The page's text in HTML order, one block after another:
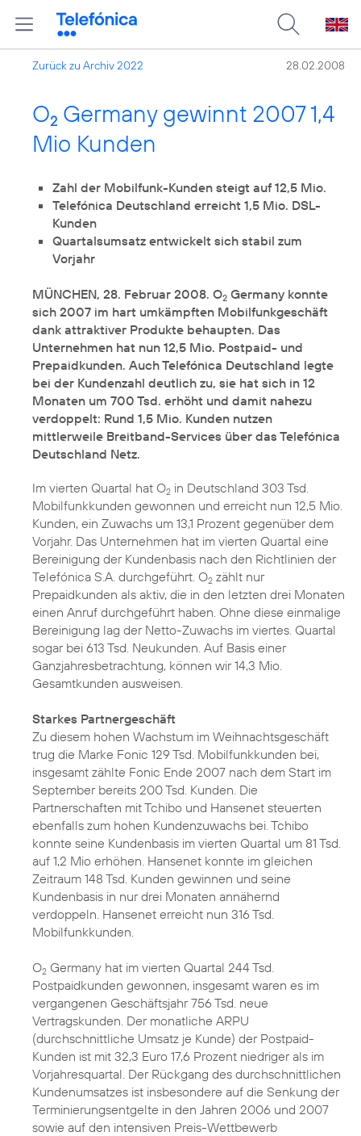
Zurück zu Archiv 2022 28.02.2008
O2 Germany gewinnt 2007 1,4
Mio Kunden
Zahl der Mobilfunk-Kunden steigt auf 12,5 Mio.
Telefónica Deutschland erreicht 1,5 Mio. DSL-
Kunden
Quartalsumsatz entwickelt sich stabil zum
Vorjahr
MÜNCHEN, 28. Februar 2008. O2 Germany konnte
sich 2007 im hart umkämpften Mobilfunkgeschäft
dank attraktiver Produkte behaupten. Das
Unternehmen hat nun 12,5 Mio. Postpaid- und
Prepaidkunden. Auch Telefónica Deutschland legte
bei der Kundenzahl deutlich zu, sie hat sich in 12
Monaten um 700 Tsd. erhöht und damit nahezu
verdoppelt: Rund 1,5 Mio. Kunden nutzen
mittlerweile Breitband-Services über das Telefónica
Deutschland Netz.
Im vierten Quartal hat O2 in Deutschland 303 Tsd.
Mobilfunkkunden gewonnen und erreicht nun 12,5 Mio.
Kunden, ein Zuwachs um 13,1 Prozent gegenüber dem
Vorjahr. Das Unternehmen hat im vierten Quartal eine
Bereinigung der Kundenbasis nach den Richtlinien der
Telefónica S.A. durchgeführt. O2 zählt nur
Prepaidkunden als aktiv, die in den letzten drei Monaten
einen Anruf durchgeführt haben. Ohne diese einmalige
Bereinigung lag der Netto-Zuwachs im viertes. Quartal
sogar bei 613 Tsd. Neukunden. Auf Basis einer
Ganzjahresbetrachtung, können wir 14,3 Mio.
Gesamtkunden ausweisen.
Starkes Partnergeschäft
Zu diesem hohen Wachstum im Weihnachtsgeschäft
trug die Marke Fonic 129 Tsd. Mobilfunkkunden bei,
insgesamt zählte Fonic Ende 2007 nach dem Start im
September bereits 200 Tsd. Kunden. Die
Partnerschaften mit Tchibo und Hansenet steuerten
ebenfalls zum hohen Kundenzuwachs bei. Tchibo
konnte seine Kundenbasis im vierten Quartal um 81 Tsd.
auf 1,2 Mio erhöhen. Hansenet konnte im gleichen
Zeitraum 148 Tsd. Kunden gewinnen und seine
Kundenbasis in nur drei Monaten annähernd
verdoppeln. Hansenet erreicht nun 316 Tsd.
Mobilfunkkunden.
O2 Germany hat im vierten Quartal 244 Tsd.
Postpaidkunden gewonnen, insgesamt waren es im
vergangenen Geschäftsjahr 756 Tsd. neue
Vertragskunden. Der monatliche ARPU
(durchschnittliche Umsatz je Kunde) der Postpaid-
Kunden ist mit 32,3 Euro 17,6 Prozent niedriger als im
Vorjahresquartal. Der Rückgang des durchschnittlichen
Kundenumsatzes ist insbesondere auf die Senkung der
Terminierungsentgelte in den Jahren 2006 und 2007
sowie auf den intensiven Preis-Wettbewerb